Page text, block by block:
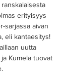
erityisyys
sarjassa aivan
eli kantaesitys!
uutta
Kumela tuovat